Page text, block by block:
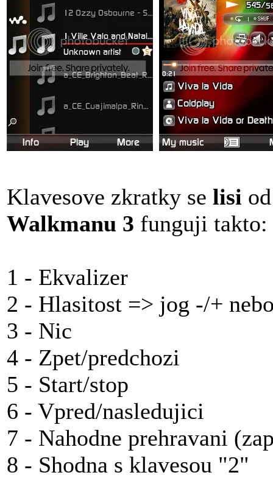
Klavesove zkratky se lisi
Walkmanu 3 funguji takto:
1 - Ekvalizer
2 - Hlasitost => jog -/+
3 - Nic
4 - Zpet/predchozi
5 - Start/stop
6 - Vpred/nasledujici
7 - Nahodne prehravani
8 - Shodna s klavesou "2"